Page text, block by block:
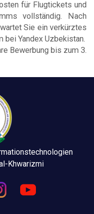
für Flugtickets und
vollständig. Nach
Sie ein verkürztes
Yandex Uzbekistan.
Bewerbung bis zum 3.
Khwarizmi